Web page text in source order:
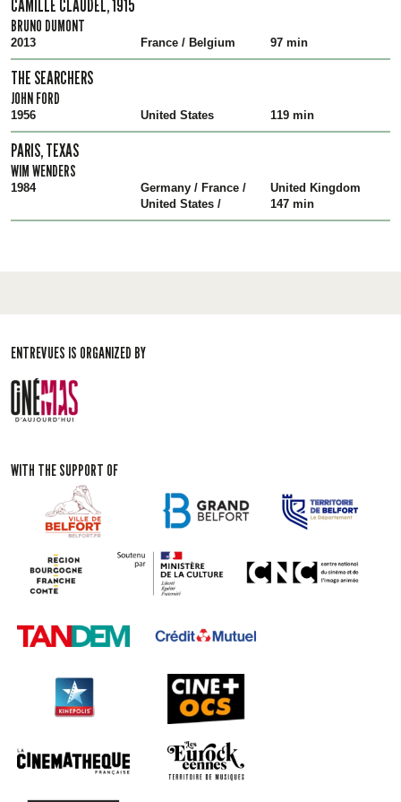
CAMILLE CLAUDEL, 1915
BRUNO DUMONT
2013 France / Belgium 97 min
THE SEARCHERS
JOHN FORD
1956 United States 119 min
PARIS, TEXAS
WIM WENDERS
1984
Germany / France /
United States /
United Kingdom
147 min
ENTREVUES IS ORGANIZED BY
WITH THE SUPPORT OF